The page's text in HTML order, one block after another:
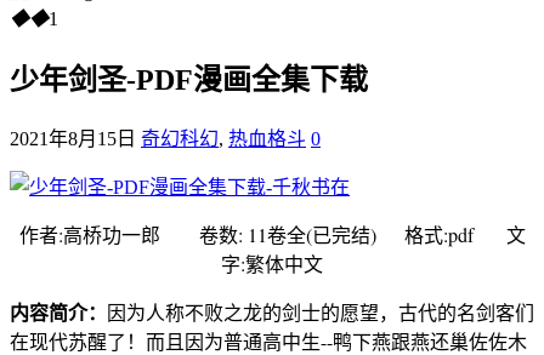
◆◆1
少年剑圣-PDF漫画全集下载
2021年8月15日 奇幻科幻, 热血格斗 0
作者:高桥功一郎 卷数: 11卷全(已完结) 格式:pdf 文
字:繁体中文
内容简介： 因为人称不败之龙的剑士的愿望，古代的名剑客们
在现代苏醒了！而且因为普通高中生--鸭下燕跟燕还巢佐佐木